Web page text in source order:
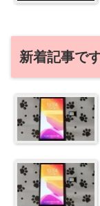
新着記事で